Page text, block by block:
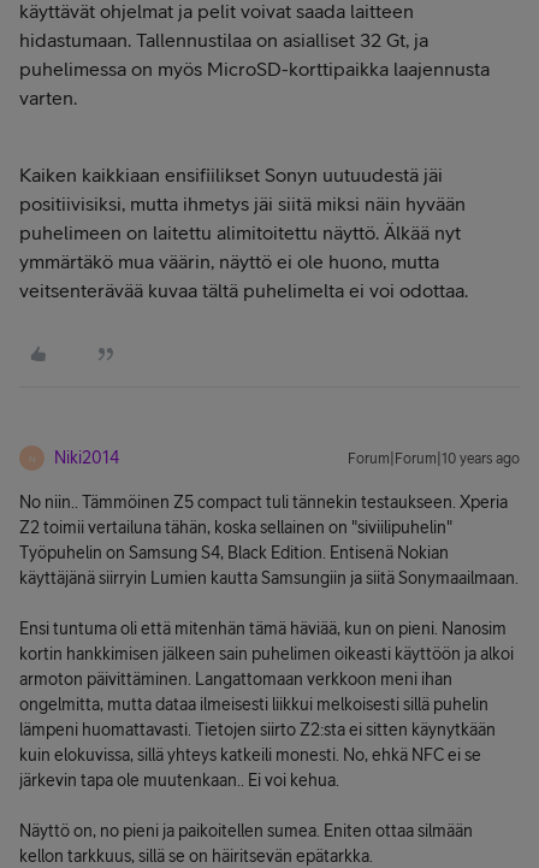
käyttävät ohjelmat ja pelit voivat saada laitteen
hidastumaan. Tallennustilaa on asialliset 32 Gt, ja
puhelimessa on myös MicroSD-korttipaikka laajennusta
varten.
Kaiken kaikkiaan ensifiilikset Sonyn uutuudestä jäi
positiivisiksi, mutta ihmetys jäi siitä miksi näin hyvään
puhelimeen on laitettu alimitoitettu näyttö. Älkää nyt
ymmärtäkö mua väärin, näyttö ei ole huono, mutta
veitsenterävää kuvaa tältä puhelimelta ei voi odottaa.
N Niki2014 Forum|Forum|10 years ago
No niin.. Tämmöinen Z5 compact tuli tännekin testaukseen. Xperia
Z2 toimii vertailuna tähän, koska sellainen on "siviilipuhelin"
Työpuhelin on Samsung S4, Black Edition. Entisenä Nokian
käyttäjänä siirryin Lumien kautta Samsungiin ja siitä Sonymaailmaan.
Ensi tuntuma oli että mitenhän tämä häviää, kun on pieni. Nanosim
kortin hankkimisen jälkeen sain puhelimen oikeasti käyttöön ja alkoi
armoton päivittäminen. Langattomaan verkkoon meni ihan
ongelmitta, mutta dataa ilmeisesti liikkui melkoisesti sillä puhelin
lämpeni huomattavasti. Tietojen siirto Z2:sta ei sitten käynytkään
kuin elokuvissa, sillä yhteys katkeili monesti. No, ehkä NFC ei se
järkevin tapa ole muutenkaan.. Ei voi kehua.
Näyttö on, no pieni ja paikoitellen sumea. Eniten ottaa silmään
kellon tarkkuus, sillä se on häiritsevän epätarkka.